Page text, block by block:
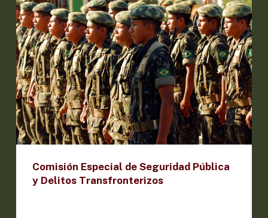
Comisión Especial de Seguridad Pública
y Delitos Transfronterizos